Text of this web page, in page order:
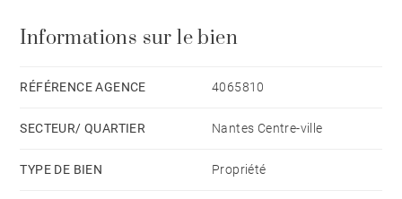
près de 100 m² : un grand bureau avec cheminée, un
donnant accès à la terrasse ainsi qu’une vaste salle à
conservé le charme de l’ancien : parquets, moulures,
boiseries et cheminées. Ce niveau est complété par
Informations sur le bien
RÉFÉRENCE AGENCE 4065810
SECTEUR/ QUARTIER Nantes Centre-ville
TYPE DE BIEN Propriété